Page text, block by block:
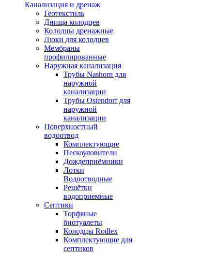
Канализация и дренаж
Геотекстиль
Днища колодцев
Колодцы дренажные
Люки для колодцев
Мембраны
профилированные
Наружная канализация
Трубы Nashorn для
наружной
канализации
Трубы Ostendorf для
наружной
канализации
Поверхностный
водоотвод
Комплектующие
Пескоуловители
Дождеприёмники
Лотки
Водоотводные
Решётки
водоприемные
Септики
Торфяные
биотуалеты
Колодцы Rodlex
Комплектующие для
септиков